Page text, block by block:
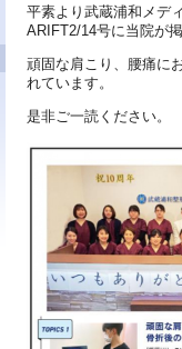
平素より武蔵浦和メデ
ARIFT2/14号に当院が
頑固な肩こり、腰痛に
れています。
是非ご一読ください。